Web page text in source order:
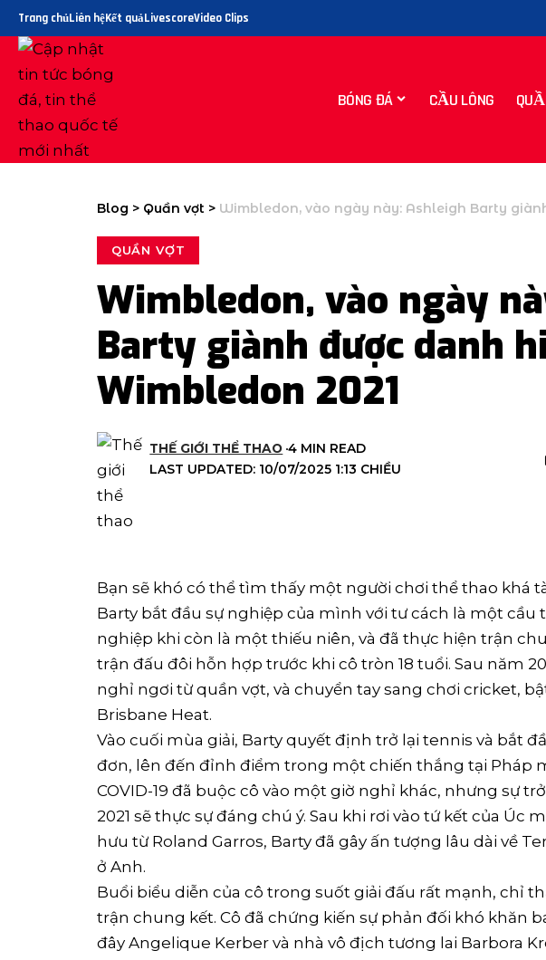
Trang chủLiên hệKết quảLivescoreVideo Clips
BÓNG ĐÁ CẦU LÔNG
Blog > Quần vợt > Wimbledon, vào ngày này: Ashleigh Barty giành
QUẦN VỢT
Wimbledon, vào ngày
Barty giành được danh
Wimbledon 2021
LAST UPDATED: 10/07/2025 1:13 CHIỀU
THẾ GIỚI THỂ THAO 4 MIN READ
Bạn sẽ khó có thể tìm thấy một người chơi thể thao khá
Barty bắt đầu sự nghiệp của mình với tư cách là một cầu
nghiệp khi còn là một thiếu niên, và đã thực hiện trận
trận đấu đôi hỗn hợp trước khi cô tròn 18 tuổi. Sau năm
nghỉ ngơi từ quần vợt, và chuyển tay sang chơi cricket,
Brisbane Heat.
Vào cuối mùa giải, Barty quyết định trở lại tennis và bắt
đơn, lên đến đỉnh điểm trong một chiến thắng tại Pháp
COVID-19 đã buộc cô vào một giờ nghỉ khác, nhưng sự
2021 sẽ thực sự đáng chú ý. Sau khi rơi vào tứ kết của Úc
hưu từ Roland Garros, Barty đã gây ấn tượng lâu dài về
ở Anh.
Buổi biểu diễn của cô trong suốt giải đấu rất mạnh, chỉ
trận chung kết. Cô đã chứng kiến ​​sự phản đối khó khăn
đây Angelique Kerber và nhà vô địch tương lai Barbora